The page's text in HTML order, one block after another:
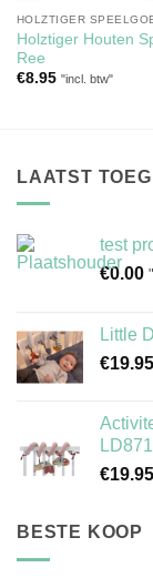
HOLZTIGER
Holztiger Houten
Ree
€8.95 "incl. btw"
LAATST
test
€0.00
Little
€19.95
€19.95
BESTE KOOP